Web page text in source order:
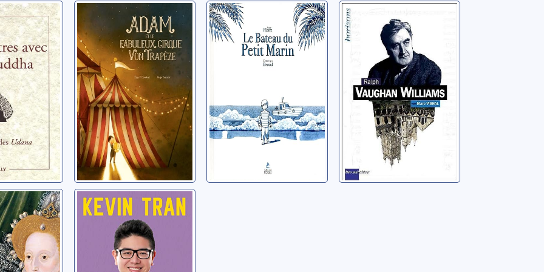
avec
les
Udana
Adam et le
fabuleux cirque
Von Trapèze
Gombac, Ziga X.
Le bateau du
petit marin
Floret, Anne
Ralph Vaughan
Williams
Vignal, Marc
de
J.
L'art de faire les
choses jusqu'au
Tran, Kevin